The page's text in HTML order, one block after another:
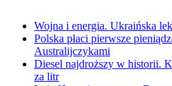
Wojna i energia. Ukraińska
Polska płaci pierwsze
Australijczykami
Diesel najdroższy w historii.
za litr